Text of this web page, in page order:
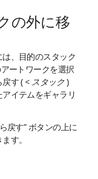
の外に移
、目的のスタック
ートワークを選択
す ( < スタック)
イテムをギャラリ
戻す” ボタンの上に
す。